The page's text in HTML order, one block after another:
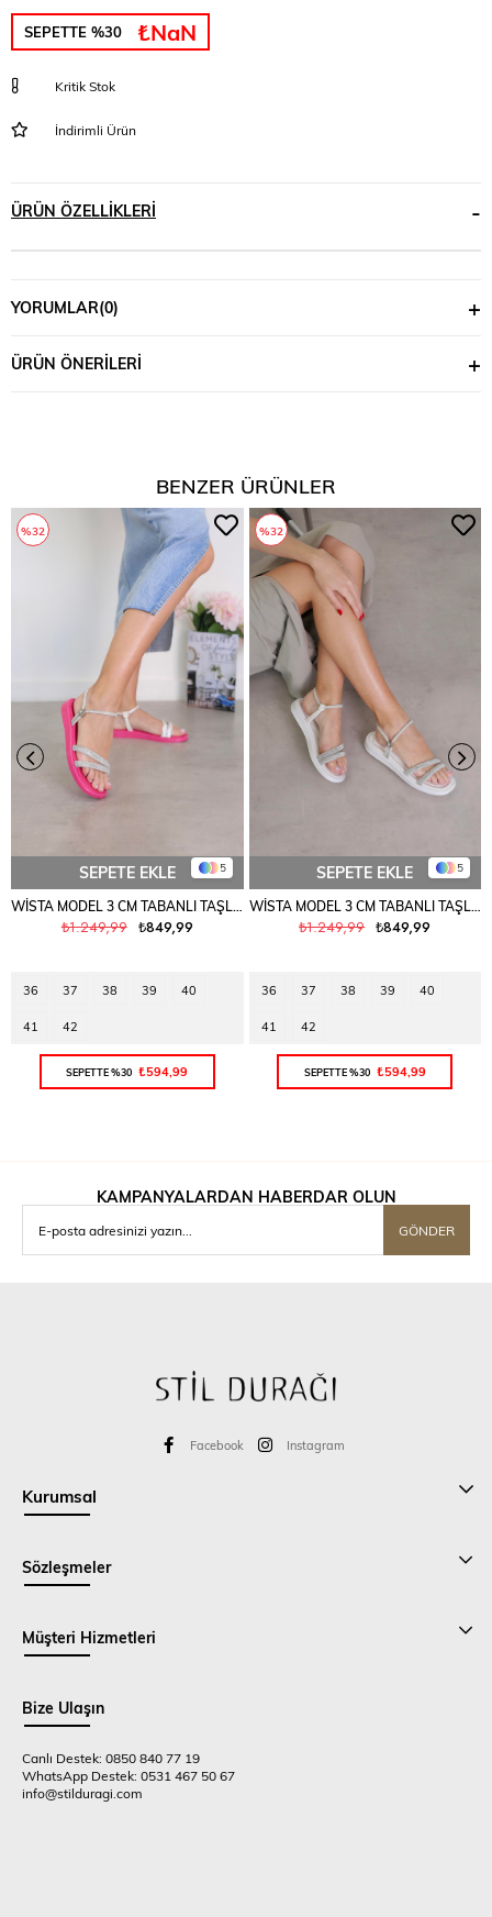
SEPETTE %30 ₺NaN
Kritik Stok
İndirimli Ürün
ÜRÜN ÖZELLIKLERI
YORUMLAR(0)
ÜRÜN ÖNERILERI
BENZER ÜRÜNLER
5
SEPETE EKLE
WİSTA MODEL 3 CM TABANLI TAŞLI SANDALET FUSYA
₺849,99
₺1.249,99
36 37 38 39 40
41 42
SEPETTE %30 ₺594,99
%32
5
SEPETE EKLE
WİSTA MODEL 3 CM TABANLI TAŞLI SANDALET BEYAZ
₺849,99
₺1.249,99
36 37 38 39 40
41 42
SEPETTE %30 ₺594,99
%32
KAMPANYALARDAN HABERDAR OLUN
GÖNDER
Facebook Instagram
Kurumsal
Sözleşmeler
Müşteri Hizmetleri
Bize Ulaşın
Canlı Destek: 0850 840 77 19
WhatsApp Destek: 0531 467 50 67
info@stilduragi.com